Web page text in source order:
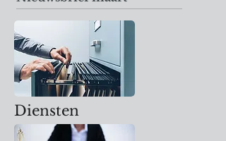
Diensten